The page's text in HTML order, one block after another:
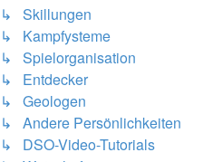
↳ Skillungen
↳ Kampfysteme
↳ Spielorganisation
↳ Entdecker
↳ Geologen
↳ Andere Persönlichkeiten
↳ DSO-Video-Tutorials